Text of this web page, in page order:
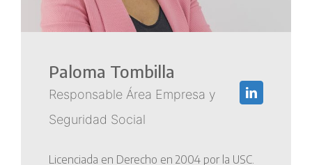
Paloma Tombilla
Responsable Área Empresa y
Seguridad Social
Licenciada en Derecho en 2004 por la USC.